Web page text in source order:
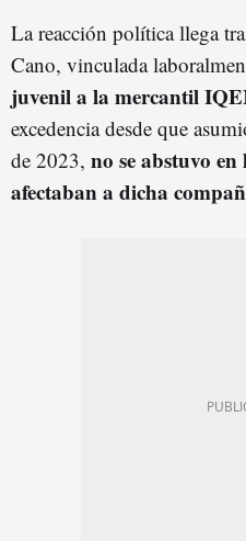
La reacción política llega
Cano, vinculada
juvenil a la mercantil
excedencia desde que
de 2023, no se abstuvo en
afectaban a dicha